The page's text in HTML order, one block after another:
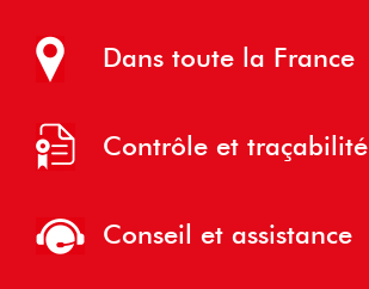
Dans toute la France
Contrôle et traçabilité
Conseil et assistance